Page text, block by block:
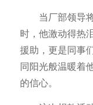
当厂部领导
时，他激动得热
援助，更是同事
同阳光般温暖着
的信心。